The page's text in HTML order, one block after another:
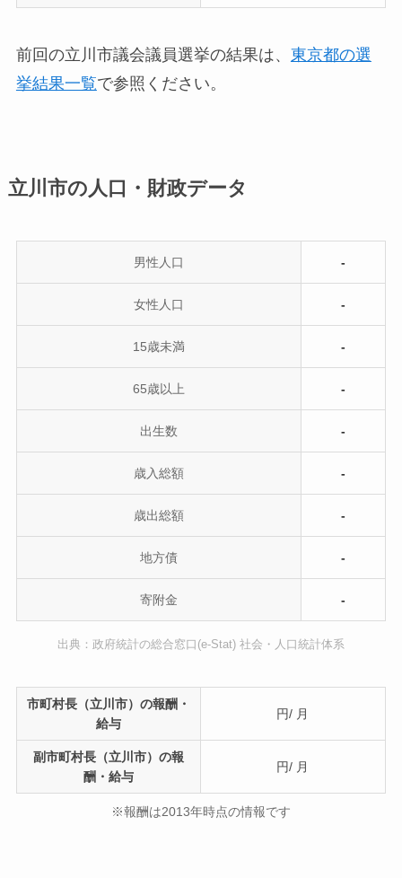
前回の立川市議会議員選挙の結果は、 東京都の選
挙結果一覧で参照ください。
立川市の人口・財政データ
男性人口 -
女性人口 -
15歳未満 -
65歳以上 -
出生数 -
歳入総額 -
歳出総額 -
地方債 -
寄附金 -
出典：政府統計の総合窓口(e-Stat) 社会・人口統計体系
市町村長（立川市）の報酬・
給与
円/ 月
副市町村長（立川市）の報
酬・給与
円/ 月
※報酬は2013年時点の情報です